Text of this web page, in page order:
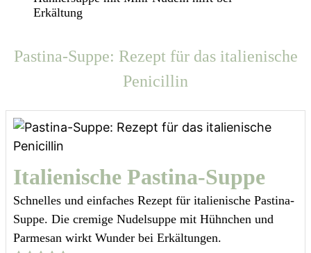
Pastina-Suppe: Rezept für das italienische
Penicillin
Italienische Pastina-Suppe
Schnelles und einfaches Rezept für italienische Pastina-
Suppe. Die cremige Nudelsuppe mit Hühnchen und
Parmesan wirkt Wunder bei Erkältungen.